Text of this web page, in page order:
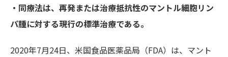
・同療法は、再発または治療抵抗性のマントル細胞リン
パ腫に対する現行の標準治療である。
2020年7月24日、米国食品医薬品局（FDA）は、マント